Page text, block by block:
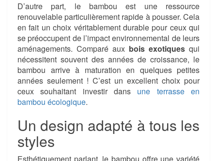
D’autre part, le bambou est une ressource
renouvelable particulièrement rapide à pousser. Cela
en fait un choix véritablement durable pour ceux qui
se préoccupent de l’impact environnemental de leurs
aménagements. Comparé aux bois exotiques qui
nécessitent souvent des années de croissance, le
bambou arrive à maturation en quelques petites
années seulement ! C’est un excellent choix pour
ceux souhaitant investir dans une terrasse en
bambou écologique.
Un design adapté à tous les
styles